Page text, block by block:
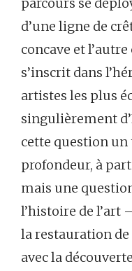
d’une ligne de
concave et
s’inscrit dans
artistes les plus
singulièrement
cette question un
profondeur, à
mais une
l’histoire de l’art
la restauration
avec la